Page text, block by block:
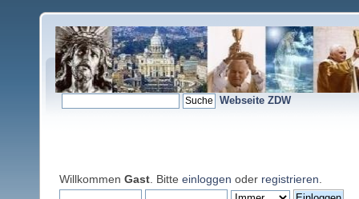
Webseite ZDW
Willkommen Gast . Bitte einloggen oder registrieren